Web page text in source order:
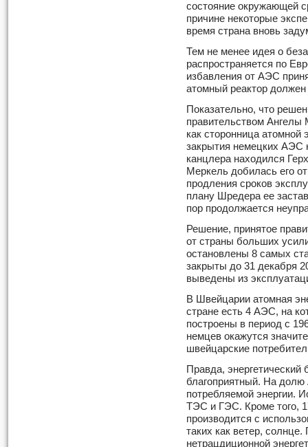
состояние окружающей
причине некоторые
время страна вновь
Тем не менее идея о
распространяется по
избавления от АЭС
атомный реактор
Показательно, что
правительством Ангелы
как сторонница атомной
закрытия немецких АЭС
канцлера находился
Меркель добилась его
продления сроков
плану Шредера ее
пор продолжается
Решение, принятое
от страны больших
остановлены 8 самых
закрыты до 31 декабря
выведены из
В Швейцарии атомная
стране есть 4 АЭС, на
построены в период с
немцев окажутся
швейцарские
Правда,
благоприятный. На
потребляемой энергии.
ТЭС и ГЭС. Кроме того,
производится с
таких как ветер,
нетрацдиционной